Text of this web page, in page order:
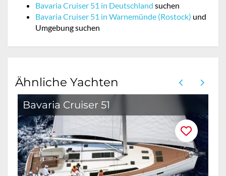
Bavaria Cruiser 51 in Deutschland suchen
Bavaria Cruiser 51 in Warnemünde (Rostock) und
Umgebung suchen
Ähnliche Yachten
Bavaria Cruiser 51